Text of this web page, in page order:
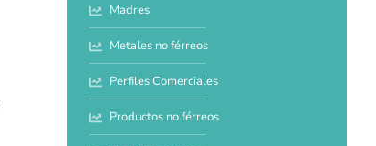
Madres
Metales no férreos
Perfiles Comerciales
Productos no férreos